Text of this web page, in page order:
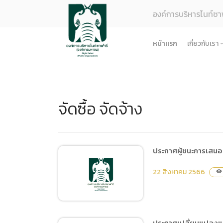
องค์การบริหารไนท์ซ
หน้าแรก เกี่ยวกับเรา
ข้อมูล
การจั
ข้อบัง
จัดซื้อ จัดจ้าง
ประกาศผู้ชนะการเส
22 สิงหาคม 2566 visibility